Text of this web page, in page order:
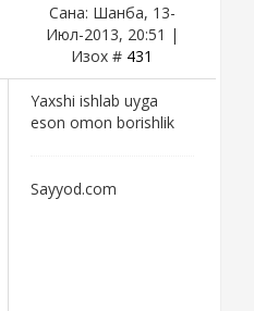
Сана: Шанба, 13-
Июл-2013, 20:51 |
Изох # 431
Yaxshi ishlab uyga
eson omon borishlik
Sayyod.com